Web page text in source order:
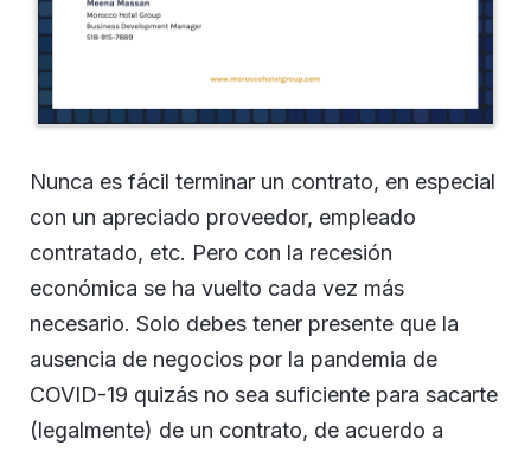
Nunca es fácil terminar un contrato, en especial
con un apreciado proveedor, empleado
contratado, etc. Pero con la recesión
económica se ha vuelto cada vez más
necesario. Solo debes tener presente que la
ausencia de negocios por la pandemia de
COVID-19 quizás no sea suficiente para sacarte
(legalmente) de un contrato, de acuerdo a